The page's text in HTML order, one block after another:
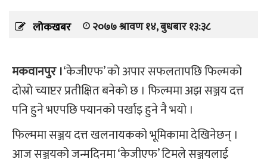
लोकखबर २०७७ श्रावण १४, बुधबार १३:३८
मकवानपुर ।‘केजीएफ’ को अपार सफलतापछि फिल्मको
दोस्रो च्याप्टर प्रतीक्षित बनेको छ । फिल्ममा अझ सञ्जय दत्त
पनि हुने भएपछि फ्यानको पर्खाइ हुने नै भयो ।
फिल्ममा सञ्जय दत्त खलनायकको भूमिकामा देखिनेछन् ।
आज सञ्जयको जन्मदिनमा ‘केजीएफ’ टिमले सञ्जयलाई